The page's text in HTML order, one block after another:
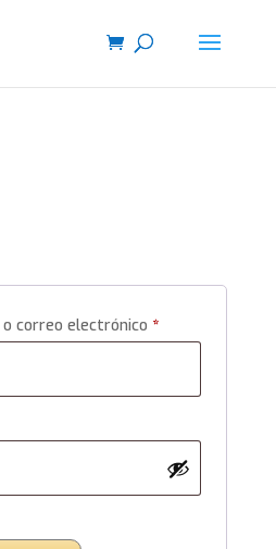
correo electrónico *Obligatorio